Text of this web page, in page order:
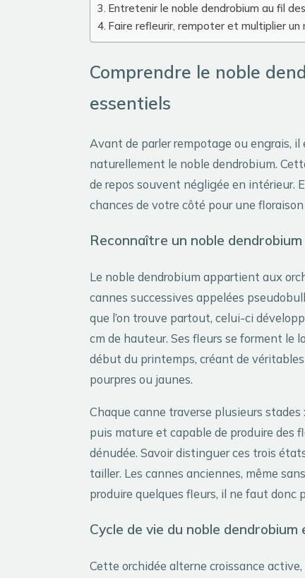
Entretenir le noble dendrobium au fil
Faire refleurir, rempoter et multiplier un
Comprendre le noble
essentiels
Avant de parler rempotage ou engrais,
naturellement le noble dendrobium.
de repos souvent négligée en intérieur.
chances de votre côté pour une
Reconnaître un noble
Le noble dendrobium appartient aux
cannes successives appelées
que l’on trouve partout, celui-ci
cm de hauteur. Ses fleurs se forment le
début du printemps, créant de
pourpres ou jaunes.
Chaque canne traverse plusieurs
puis mature et capable de produire des
dénudée. Savoir distinguer ces trois
tailler. Les cannes anciennes, même
produire quelques fleurs, il ne faut donc
Cycle de vie du noble
Cette orchidée alterne croissance